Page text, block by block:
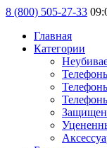
8 (800) 505-27-33
Главная
Категории